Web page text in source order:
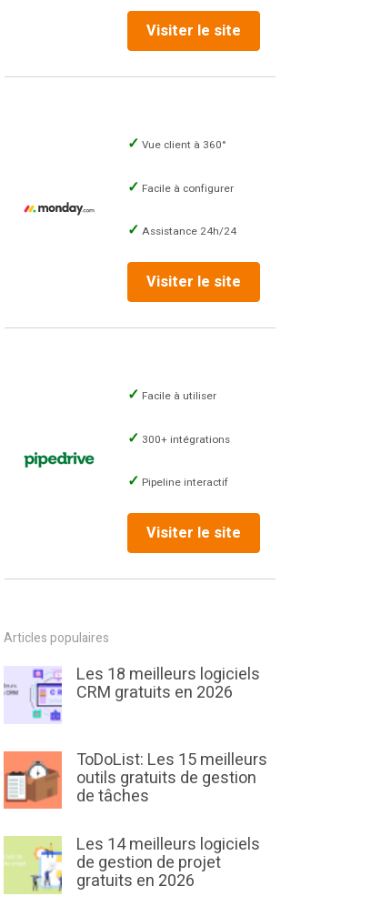
Visiter le site
Vue client à 360°
Facile à configurer
Assistance 24h/24
Visiter le site
Facile à utiliser
300+ intégrations
Pipeline interactif
Visiter le site
Articles populaires
Les 18 meilleurs logiciels
CRM gratuits en 2026
ToDoList: Les 15 meilleurs
outils gratuits de gestion
de tâches
Les 14 meilleurs logiciels
de gestion de projet
gratuits en 2026